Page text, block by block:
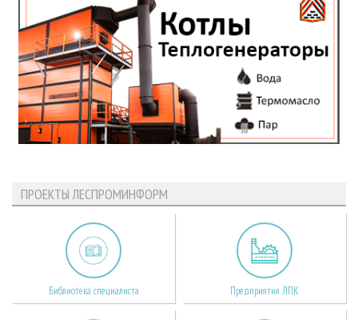
ПРОЕКТЫ ЛЕСПРОМИНФОРМ
Библиотека специалиста Предприятия ЛПК